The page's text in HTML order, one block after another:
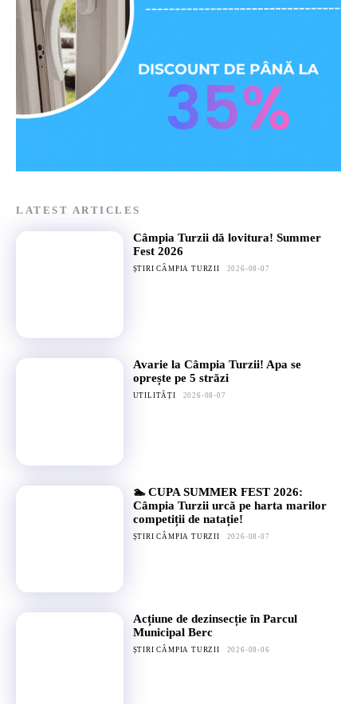
LATEST ARTICLES
Câmpia Turzii dă lovitura! Summer
Fest 2026
ȘTIRI CÂMPIA TURZII 2026-08-07
Avarie la Câmpia Turzii! Apa se
oprește pe 5 străzi
UTILITĂȚI 2026-08-07
🏊 CUPA SUMMER FEST 2026:
Câmpia Turzii urcă pe harta marilor
competiții de natație!
ȘTIRI CÂMPIA TURZII 2026-08-07
Acțiune de dezinsecție în Parcul
Municipal Berc
ȘTIRI CÂMPIA TURZII 2026-08-06